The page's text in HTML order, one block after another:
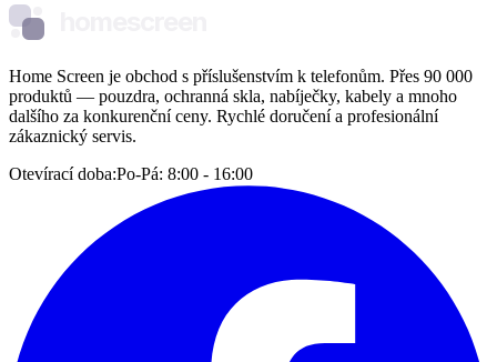
Home Screen je obchod s příslušenstvím k telefonům. Přes 90 000
produktů — pouzdra, ochranná skla, nabíječky, kabely a mnoho
dalšího za konkurenční ceny. Rychlé doručení a profesionální
zákaznický servis.
Otevírací doba:Po-Pá: 8:00 - 16:00